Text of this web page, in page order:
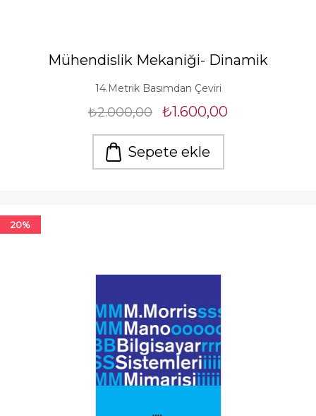
Mühendislik Mekaniği- Dinamik
14.Metrik Basımdan Çeviri
₺2.000,00 ₺1.600,00
Sepete ekle
20%